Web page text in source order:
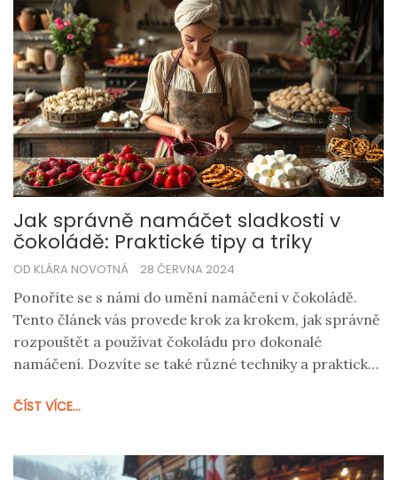
Jak správně namáčet sladkosti v
čokoládě: Praktické tipy a triky
OD KLÁRA NOVOTNÁ 28 ČERVNA 2024
Ponoříte se s námi do umění namáčení v čokoládě.
Tento článek vás provede krok za krokem, jak správně
rozpouštět a používat čokoládu pro dokonalé
namáčení. Dozvíte se také různé techniky a praktické
ČÍST VÍCE...